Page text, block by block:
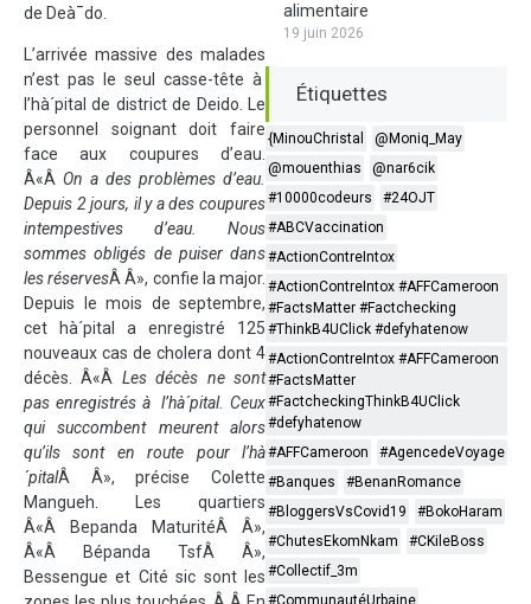
de Deà¯do.
L’arrivée massive des malades
n’est pas le seul casse-tête à
l’hà´pital de district de Deido. Le
personnel soignant doit faire
face aux coupures d’eau.
Â«Â On a des problèmes d’eau.
Depuis 2 jours, il y a des coupures
intempestives d’eau. Nous
sommes obligés de puiser dans
les réservesÂ Â», confie la major.
Depuis le mois de septembre,
cet hà´pital a enregistré 125
nouveaux cas de cholera dont 4
décès. Â«Â Les décès ne sont
pas enregistrés à l’hà´pital. Ceux
qui succombent meurent alors
qu’ils sont en route pour l’hà
´pitalÂ Â», précise Colette
Mangueh. Les quartiers
Â«Â Bepanda MaturitéÂ Â»,
Â«Â Bépanda TsfÂ Â»,
Bessengue et Cité sic sont les
alimentaire
19 juin 2026
Étiquettes
{MinouChristal
@Moniq_May
@mouenthias
@nar6cik
#10000codeurs
#24OJT
#ABCVaccination
#ActionContreIntox
#ActionContreIntox #AFFCameroon
#FactsMatter #Factchecking
#ThinkB4UClick #defyhatenow
#ActionContreIntox #AFFCameroon
#FactsMatter
#FactcheckingThinkB4UClick
#defyhatenow
#AFFCameroon
#AgencedeVoyage
#Banques
#BenanRomance
#BloggersVsCovid19
#BokoHaram
#ChutesEkomNkam
#CKileBoss
#Collectif_3m